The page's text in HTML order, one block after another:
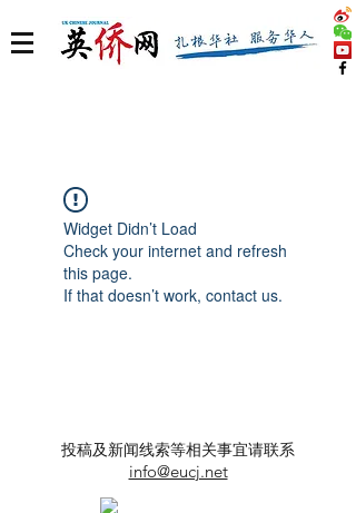
Widget Didn’t Load
Check your internet and refresh
this page.
If that doesn’t work, contact us.
投稿及新闻线索等相关事宜请联系
info@eucj.net